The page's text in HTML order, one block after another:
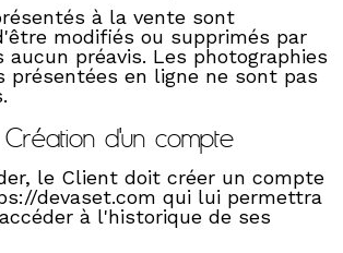
à la vente sont
modifiés ou supprimés par
aucun préavis. Les photographies
en ligne ne sont pas
d'un compte
le Client doit créer un compte
devaset.com qui lui permettra
à l'historique de ses